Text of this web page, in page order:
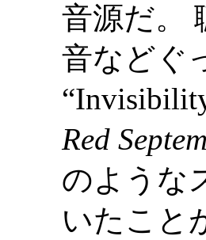
音源だ。
音などぐ
Red
のような
いたこと